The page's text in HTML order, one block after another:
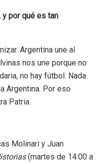
y por qué es tan
Argentina une al
nos une porque no
no hay fútbol. Nada.
Argentina. Por eso
Patria.
Molinari y Juan
(martes de 14:00 a